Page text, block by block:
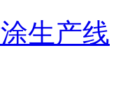
生产线